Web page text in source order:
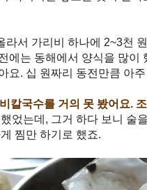
라서 가리비 하나에 2~3천
에는 동해에서 양식을 많
요. 십 원짜리 동전만큼 아
칼국수를 거의 못 봤어요.
었는데, 그거 하다 보니
찜만 하기로 했죠.